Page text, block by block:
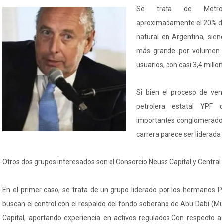
Se trata de
aproximadamente el 20%
natural en Argentina,
más grande por
usuarios, con casi 3,4
Si bien el proceso de
petrolera estatal YPF
importantes
carrera parece ser
Otros dos grupos interesados son el Consorcio Neuss Capital y Central
En el primer caso, se trata de un grupo liderado por los hermanos
buscan el control con el respaldo del fondo soberano de Abu Dabi
Capital, aportando experiencia en activos regulados.Con respecto